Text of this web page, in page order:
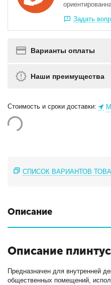
Задать
Варианты оплаты
Наши преимущества
Стоимость и сроки доставки:
СПИСОК ВАРИАНТОВ
Описание
Описание
Предназначен для внутренней
общественных помещений,